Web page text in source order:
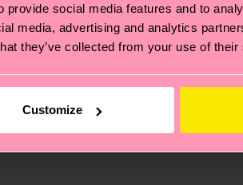
social media features and to
media, advertising and analytics
they’ve collected from your use of
Customize
: il s'agit aussi de mettre en